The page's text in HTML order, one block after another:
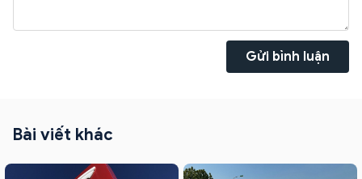
Gửi bình luận
Bài viết khác